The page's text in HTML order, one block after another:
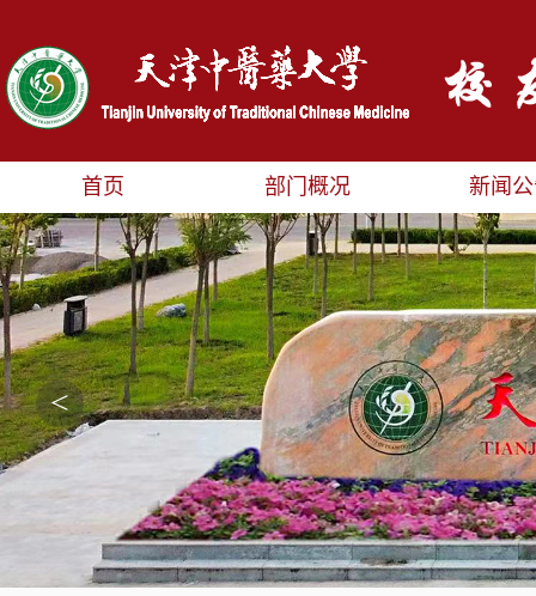
首页 部门概况 新闻
<